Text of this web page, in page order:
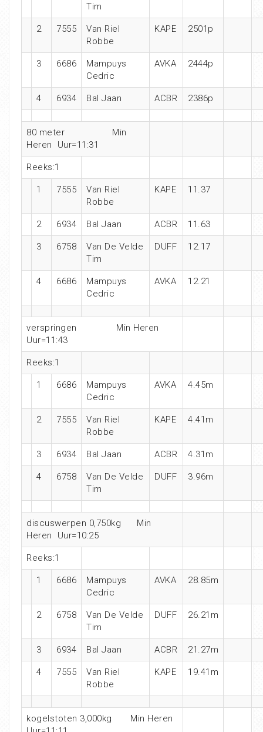
Tim
2 7555
Van Riel
Robbe
KAPE 2501p
3 6686
Mampuys
Cedric
AVKA 2444p
4 6934 Bal Jaan ACBR 2386p
80 meter Min
Heren Uur=11:31
Reeks:1
1 7555
Van Riel
Robbe
KAPE 11.37
2 6934 Bal Jaan ACBR 11.63
3 6758
Van De Velde
Tim
DUFF 12.17
4 6686
Mampuys
Cedric
AVKA 12.21
verspringen Min Heren
Uur=11:43
Reeks:1
1 6686
Mampuys
Cedric
AVKA 4.45m
2 7555
Van Riel
Robbe
KAPE 4.41m
3 6934 Bal Jaan ACBR 4.31m
4 6758
Van De Velde
Tim
DUFF 3.96m
discuswerpen 0,750kg Min
Heren Uur=10:25
Reeks:1
1 6686
Mampuys
Cedric
AVKA 28.85m
2 6758
Van De Velde
Tim
DUFF 26.21m
3 6934 Bal Jaan ACBR 21.27m
4 7555
Van Riel
Robbe
KAPE 19.41m
kogelstoten 3,000kg Min Heren